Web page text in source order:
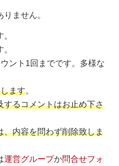
ません。
ント1回までです。多様な
ます。
するコメントはお止め下さ
、内容を問わず削除致しま
運営グループか問合せフォ